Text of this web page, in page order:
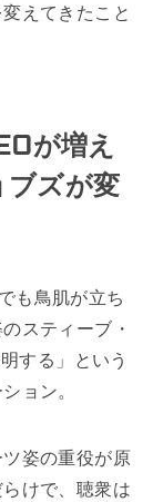
えてきたこと
が増え
ブズが変
も鳥肌が立ち
スティーブ・
する」という
ョン。
姿の重役が原
けで、聴衆は